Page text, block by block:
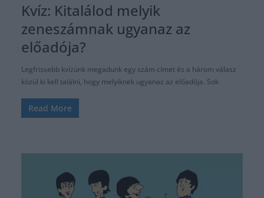
Kvíz: Kitalálod melyik
zeneszámnak ugyanaz az
előadója?
Legfrissebb kvízünk megadunk egy szám címet és a három válasz
közül ki kell találni, hogy melyiknek ugyanaz az előadója. Sok
Read More